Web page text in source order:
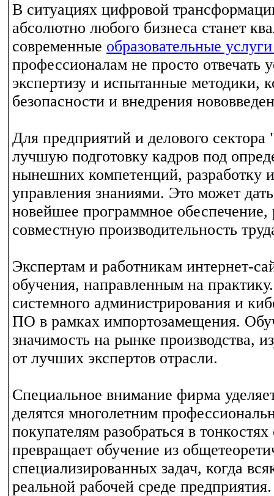
В ситуациях цифровой
абсолютно любого бизнеса станет
современные образовательные
профессионалам не просто
экспертизу и испытанные методики,
безопасности и внедрения
Для предприятий и делового сектора
лучшую подготовку кадров под
нынешних компетенций, разработку
управления знаниями. Это может
новейшее программное обеспечение,
совместную производительность
Экспертам и работникам интернет-
обучения, направленным на
системного администрирования и
ПО в рамках импортозамещения.
значимость на рынке производства,
от лучших экспертов отрасли.
Специальное внимание фирма
делятся многолетним
покупателям разобраться в
превращает обучение из
специализированных задач, когда
реальной рабочей среде предприятия.